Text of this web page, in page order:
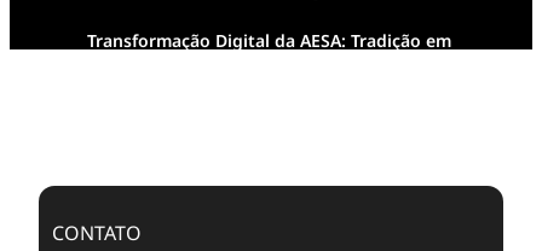
Transformação Digital da AESA: Tradição em
CONTATO